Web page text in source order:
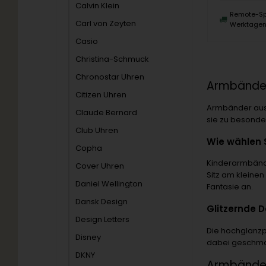
Calvin Klein
Carl von Zeyten
Casio
Christina-Schmuck
Chronostar Uhren
Citizen Uhren
Claude Bernard
Club Uhren
Copha
Cover Uhren
Daniel Wellington
Dansk Design
Design Letters
Disney
DKNY
Remote-
Werktagen
Armbänder
sie zu
Wie wählen
Sitz am
Fantasie an.
Glitzernde
Die
dabei